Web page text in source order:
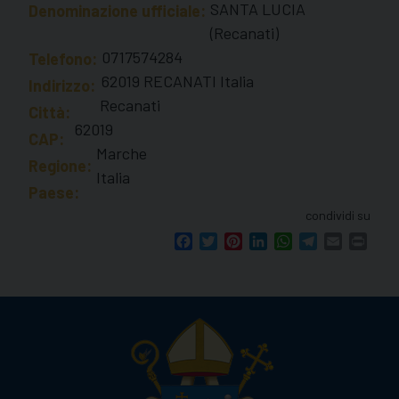
Denominazione ufficiale: SANTA LUCIA
(Recanati)
Telefono: 0717574284
Indirizzo: 62019 RECANATI Italia
Città:
Recanati
CAP:
62019
Regione:
Marche
Paese:
Italia
condividi su
FacebookTwitterPinterestLinkedInWhatsApp